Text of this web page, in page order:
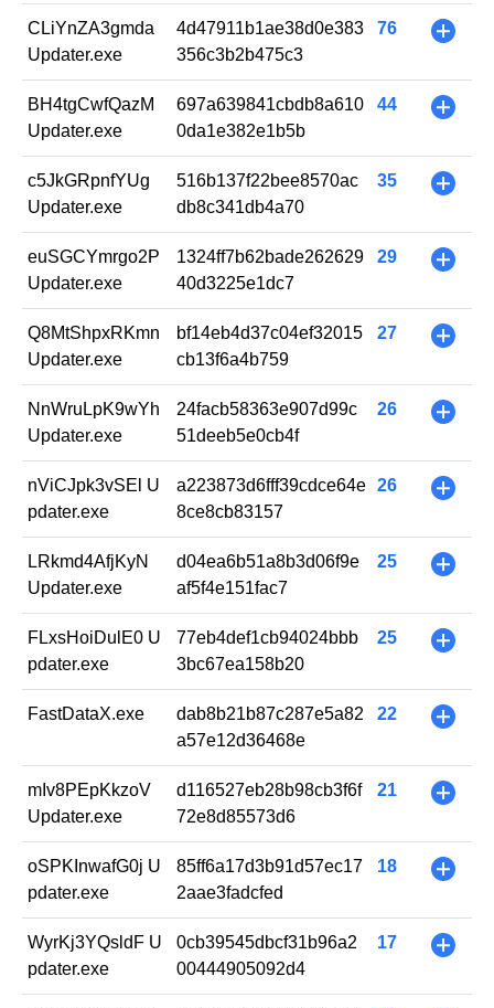
CLiYnZA3gmda
Updater.exe
4d47911b1ae38d0e383
356c3b2b475c3
76 +
BH4tgCwfQazM
Updater.exe
697a639841cbdb8a610
0da1e382e1b5b
44 +
c5JkGRpnfYUg
Updater.exe
516b137f22bee8570ac
db8c341db4a70
35 +
euSGCYmrgo2P
Updater.exe
1324ff7b62bade262629
40d3225e1dc7
29 +
Q8MtShpxRKmn
Updater.exe
bf14eb4d37c04ef32015
cb13f6a4b759
27 +
NnWruLpK9wYh
Updater.exe
24facb58363e907d99c
51deeb5e0cb4f
26 +
nViCJpk3vSEl U
pdater.exe
a223873d6fff39cdce64e
8ce8cb83157
26 +
LRkmd4AfjKyN
Updater.exe
d04ea6b51a8b3d06f9e
af5f4e151fac7
25 +
FLxsHoiDulE0 U
pdater.exe
77eb4def1cb94024bbb
3bc67ea158b20
25 +
FastDataX.exe
dab8b21b87c287e5a82
a57e12d36468e
22 +
mIv8PEpKkzoV
Updater.exe
d116527eb28b98cb3f6f
72e8d85573d6
21 +
oSPKInwafG0j U
pdater.exe
85ff6a17d3b91d57ec17
2aae3fadcfed
18 +
WyrKj3YQsldF U
pdater.exe
0cb39545dbcf31b96a2
00444905092d4
17 +